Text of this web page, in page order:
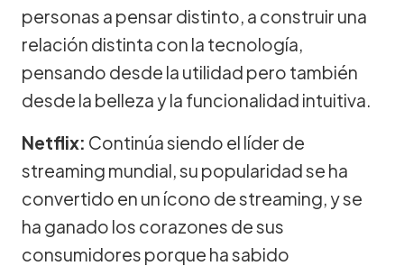
personas a pensar distinto, a construir una
relación distinta con la tecnología,
pensando desde la utilidad pero también
desde la belleza y la funcionalidad intuitiva.
Netflix: Continúa siendo el líder de
streaming mundial, su popularidad se ha
convertido en un ícono de streaming, y se
ha ganado los corazones de sus
consumidores porque ha sabido